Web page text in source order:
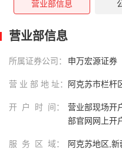
营业部信息
营业部信息
所属证券公司： 申万宏源证券
营 业 部 地 址： 阿克苏市栏杆
开 户 时 间：
营业部现场开
部官网网上开
服 务 区 域： 阿克苏地区,新